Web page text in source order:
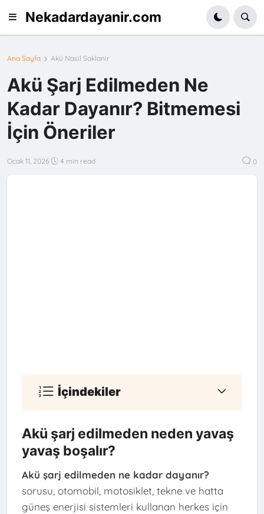
Nekadardayanir.com
Ana Sayfa Akü Nasil Saklanir
Akü Şarj Edilmeden Ne
Kadar Dayanır? Bitmemesi
İçin Öneriler
Ocak 11, 2026 4 min read 0
İçindekiler
Akü şarj edilmeden neden yavaş
yavaş boşalır?
Akü şarj edilmeden ne kadar dayanır?
sorusu, otomobil, motosiklet, tekne ve hatta
güneş enerjisi sistemleri kullanan herkes için